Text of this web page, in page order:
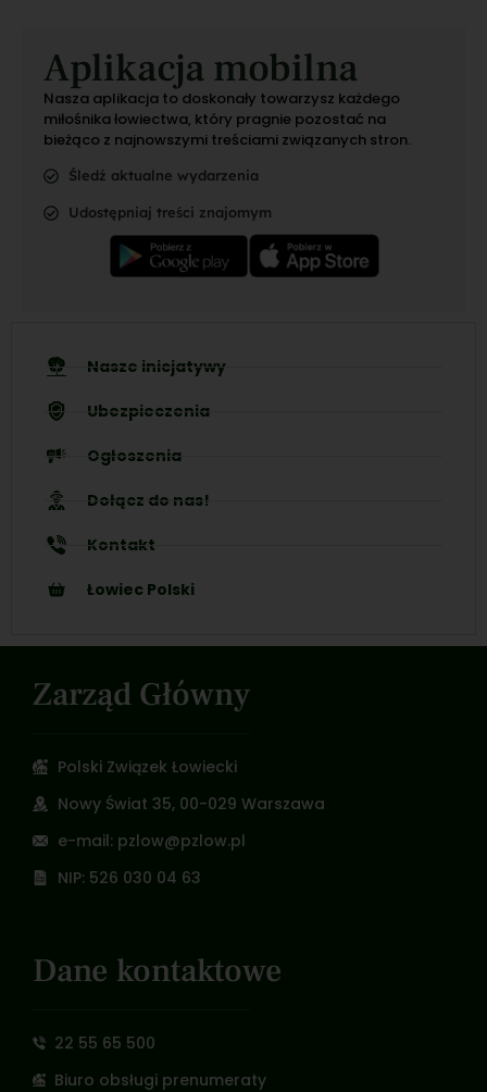
Aplikacja mobilna
Nasza aplikacja to doskonały towarzysz każdego
miłośnika łowiectwa, który pragnie pozostać na
bieżąco z najnowszymi treściami związanych stron.
Śledź aktualne wydarzenia
Udostępniaj treści znajomym
Nasze inicjatywy
Ubezpieczenia
Ogłoszenia
Dołącz do nas!
Kontakt
Łowiec Polski
Zarząd Główny
Polski Związek Łowiecki
Nowy Świat 35, 00-029 Warszawa
e-mail: pzlow@pzlow.pl
NIP: 526 030 04 63
Dane kontaktowe
22 55 65 500
Biuro obsługi prenumeraty